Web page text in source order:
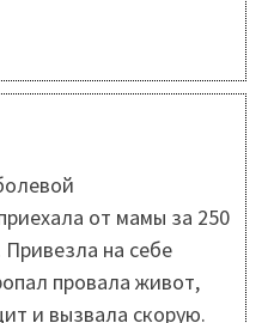
от мамы за 250
на себе
провала живот,
и вызвала скорую.